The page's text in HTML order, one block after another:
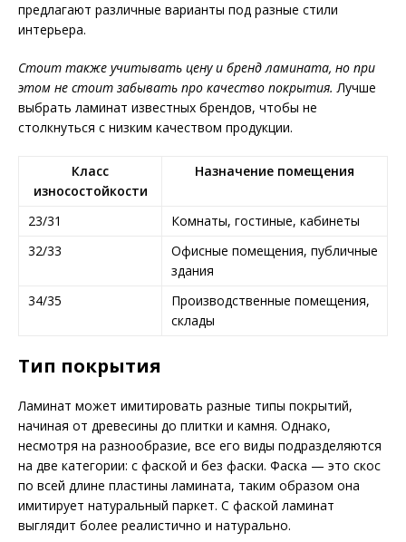
предлагают различные варианты под разные стили
интерьера.
Стоит также учитывать цену и бренд ламината, но при
этом не стоит забывать про качество покрытия.Лучше
выбрать ламинат известных брендов, чтобы не
столкнуться с низким качеством продукции.
Класс
износостойкости
Назначение помещения
23/31
Комнаты, гостиные, кабинеты
32/33
Офисные помещения, публичные
здания
34/35
Производственные помещения,
склады
Тип покрытия
Ламинат может имитировать разные типы покрытий,
начиная от древесины до плитки и камня. Однако,
несмотря на разнообразие, все его виды подразделяются
на две категории: с фаской и без фаски. Фаска — это скос
по всей длине пластины ламината, таким образом она
имитирует натуральный паркет. С фаской ламинат
выглядит более реалистично и натурально.